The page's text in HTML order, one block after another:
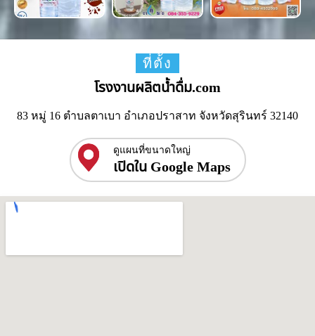
ที่ตั้ง
โรงงานผลิตน้ำดื่ม.com
83 หมู่ 16 ตำบลตาเบา อำเภอปราสาท จังหวัดสุรินทร์ 32140
ดูแผนที่ขนาดใหญ่
เปิดใน Google Maps